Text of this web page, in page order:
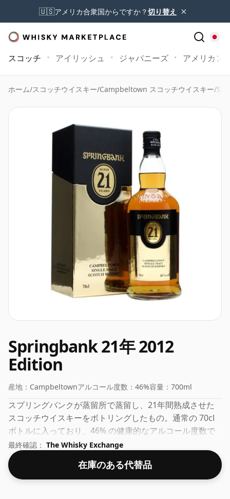
🇺🇸アメリカ合衆国からですか？切り替え ×
スコッチ アイリッシュ ジャパニーズ アメリカン
ホーム/スコッチウイスキー/Campbeltown スコッチウイスキー/
Springbank 21年 2012
Edition
産地： Campbeltownアルコール度数： 46%容量： 700ml
スプリングバンクが蒸留所で蒸留し、21年間熟成させた
スコッチウイスキーをボトリングしたもの。通常の 70cl
ボトルに入っており、46% の健康的なアルコール度数で
瓶詰めされています。
最終確認： The Whisky Exchange
在庫のある代替品